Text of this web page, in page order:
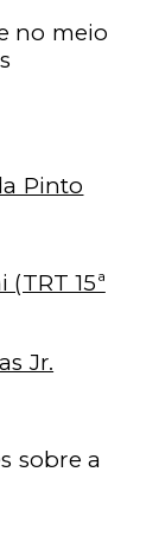
no meio
Pinto
15ª
Jr.
sobre a